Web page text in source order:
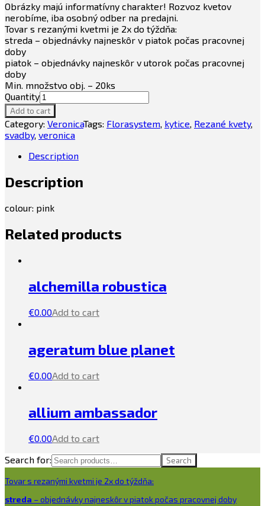
Obrázky majú informatívny charakter! Rozvoz kvetov
nerobíme, iba osobný odber na predajni.
Tovar s rezanými kvetmi je 2x do týždňa:
streda – objednávky najneskôr v piatok počas pracovnej
doby
piatok – objednávky najneskôr v utorok počas pracovnej
doby
Min. množstvo obj. – 20ks
Quantity
Add to cart
Category: VeronicaTags: Florasystem, kytice, Rezané kvety,
svadby, veronica
Description
Description
colour: pink
Related products
alchemilla robustica
€0.00Add to cart
ageratum blue planet
€0.00Add to cart
allium ambassador
€0.00Add to cart
Search for:
Search
Tovar s rezanými kvetmi je 2x do týždňa:
streda – objednávky najneskôr v piatok počas pracovnej doby